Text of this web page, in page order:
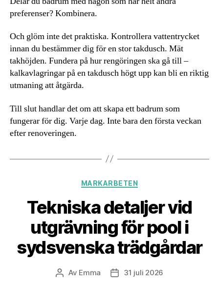
preferenser? Kombinera.
Och glöm inte det praktiska. Kontrollera vattentrycket
innan du bestämmer dig för en stor takdusch. Mät
takhöjden. Fundera på hur rengöringen ska gå till –
kalkavlagringar på en takdusch högt upp kan bli en riktig
utmaning att åtgärda.
Till slut handlar det om att skapa ett badrum som
fungerar för dig. Varje dag. Inte bara den första veckan
efter renoveringen.
Kategorier
MARKARBETEN
Tekniska detaljer vid
utgrävning för pool i
sydsvenska trädgårdar
Inläggsförfattare
Av Emma Inläggsdatum
31 juli 2026